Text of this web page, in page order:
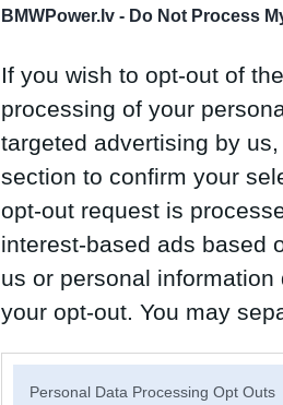
BMWPower.lv - Do Not Process
If you wish to opt-out of
processing of your
targeted advertising by
section to confirm your
opt-out request is
interest-based ads based
us or personal
your opt-out. You may
Personal Data Processing Opt Outs